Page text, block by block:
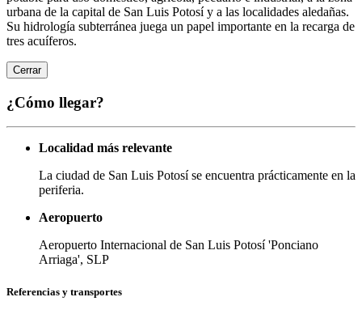
urbana de la capital de San Luis Potosí y a las localidades aledañas.
Su hidrología subterránea juega un papel importante en la recarga de
tres acuíferos.
Cerrar
¿Cómo llegar?
Localidad más relevante
La ciudad de San Luis Potosí se encuentra prácticamente en la
periferia.
Aeropuerto
Aeropuerto Internacional de San Luis Potosí 'Ponciano
Arriaga', SLP
Referencias y transportes